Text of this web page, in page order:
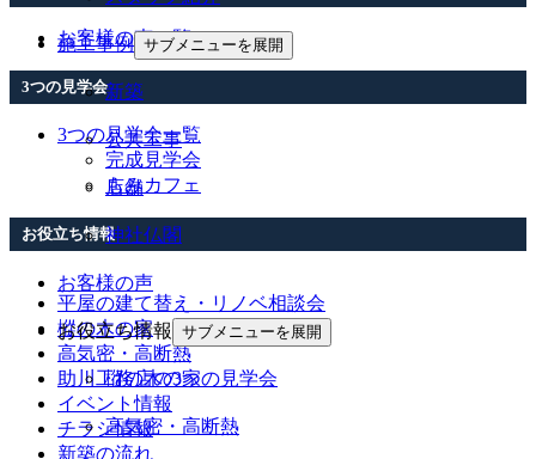
施工事例 サブメニューを展開
新築
公共工事
店舗
神社仏閣
お客様の声
お役立ち情報 サブメニューを展開
樅の木の家
高気密・高断熱
お客様の声一覧
3つの見学会
3つの見学会一覧
完成見学会
もみカフェ
お役立ち情報
平屋の建て替え・リノベ相談会
樅の木の家
高気密・高断熱
助川工務店の3つの見学会
イベント情報
チラシ情報
新築の流れ